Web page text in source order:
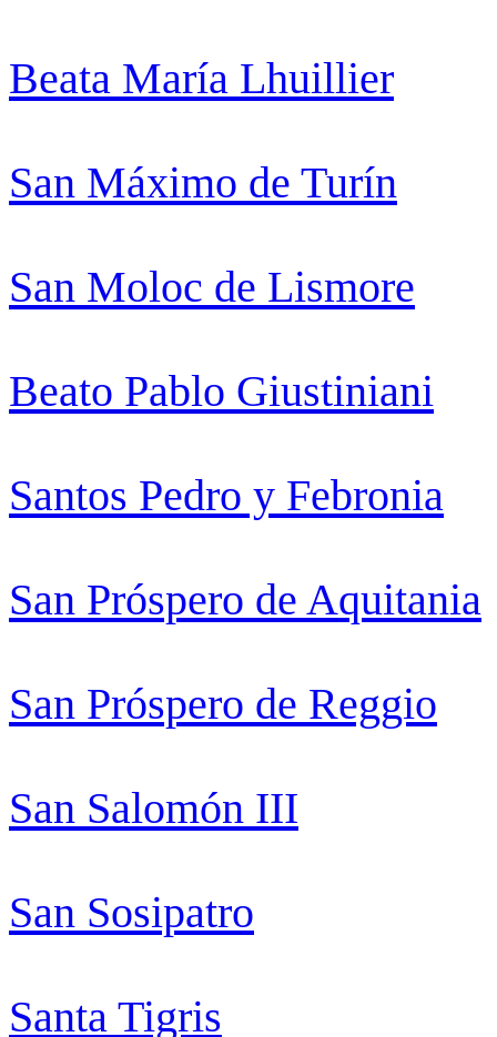
Beata María Lhuillier
San Máximo de Turín
San Moloc de Lismore
Beato Pablo Giustiniani
Santos Pedro y Febronia
San Próspero de Aquitania
San Próspero de Reggio
San Salomón III
San Sosipatro
Santa Tigris